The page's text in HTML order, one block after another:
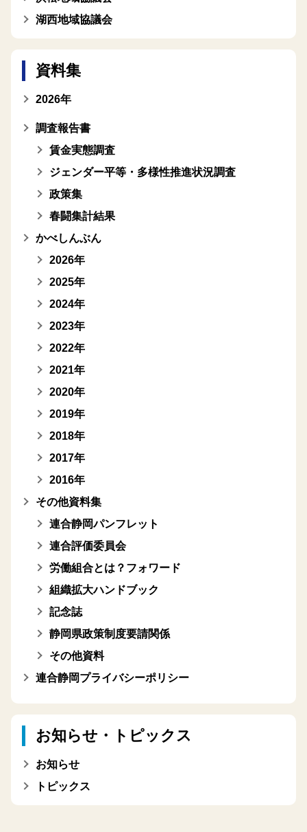
湖西地域協議会
資料集
2026年
調査報告書
賃金実態調査
ジェンダー平等・多様性推進状況調査
政策集
春闘集計結果
かべしんぶん
2026年
2025年
2024年
2023年
2022年
2021年
2020年
2019年
2018年
2017年
2016年
その他資料集
連合静岡パンフレット
連合評価委員会
労働組合とは？フォワード
組織拡大ハンドブック
記念誌
静岡県政策制度要請関係
その他資料
連合静岡プライバシーポリシー
お知らせ・トピックス
お知らせ
トピックス